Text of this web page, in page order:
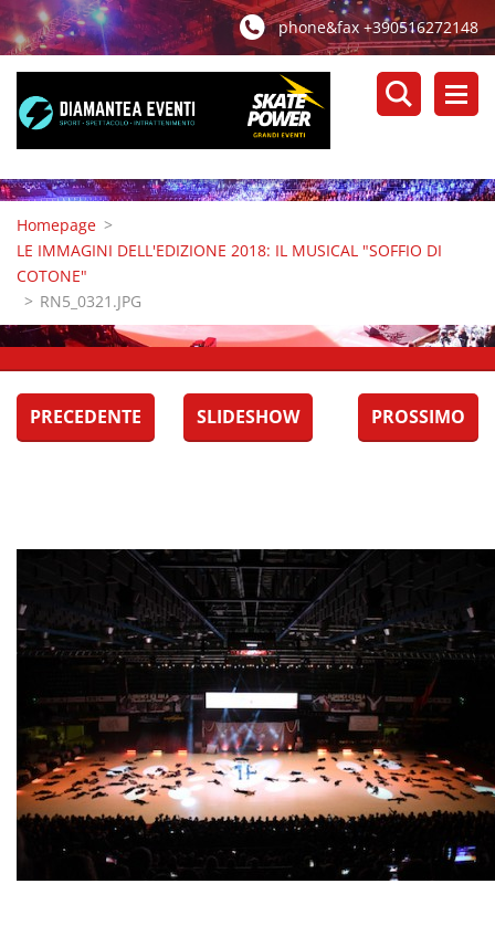
phone&fax +390516272148
Homepage >
LE IMMAGINI DELL'EDIZIONE 2018: IL MUSICAL "SOFFIO DI
COTONE"
> RN5_0321.JPG
PRECEDENTE SLIDESHOW PROSSIMO